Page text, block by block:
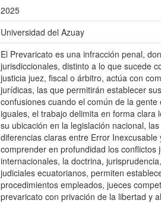
2025
Universidad del Azuay
El Prevaricato es una infracción penal,
jurisdiccionales, distinto a lo que sucede
justicia juez, fiscal o árbitro, actúa con
jurídicas, las que permitirán establecer
confusiones cuando el común de la
iguales, el trabajo delimita en forma
su ubicación en la legislación nacional,
diferencias claras entre Error
comprender en profundidad los
internacionales, la doctrina,
judiciales ecuatorianos, permiten
procedimientos empleados, jueces
prevaricato con privación de la libertad y